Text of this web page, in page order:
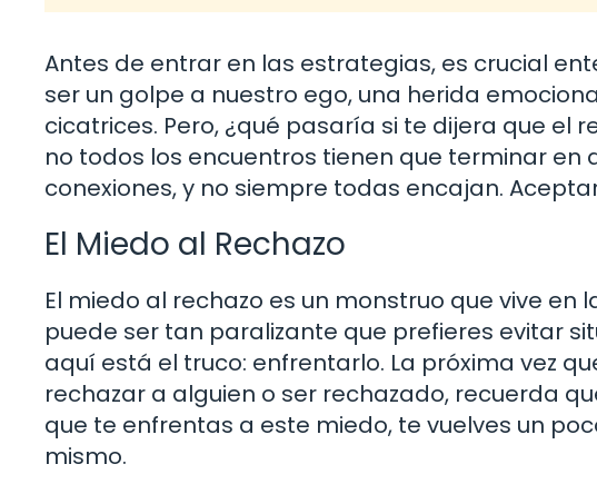
Antes de entrar en las estrategias, es crucial
ser un golpe a nuestro ego, una herida
cicatrices. Pero, ¿qué pasaría si te dijera que el
no todos los encuentros tienen que terminar en
conexiones, y no siempre todas encajan.
El Miedo al Rechazo
El miedo al rechazo es un monstruo que vive
puede ser tan paralizante que prefieres evitar
aquí está el truco: enfrentarlo. La próxima vez
rechazar a alguien o ser rechazado, recuerda
que te enfrentas a este miedo, te vuelves un
mismo.